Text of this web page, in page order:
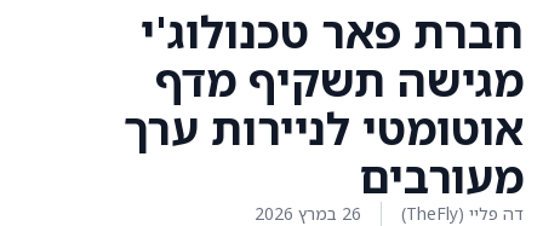
חברת פאר טכנולוג'י
מגישה תשקיף מדף
אוטומטי לניירות ערך
מעורבים
דה פליי (TheFly) 26 במרץ 2026